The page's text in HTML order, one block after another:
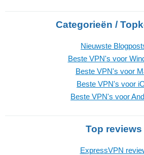
Categorieën /
Nieuwste
Beste VPN's voor
Beste VPN's voor
Beste VPN's voor
Beste VPN's voor
Top reviews
ExpressVPN